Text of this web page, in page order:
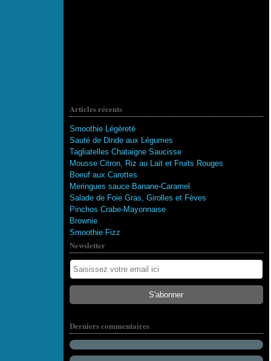
Articles récents
Smoothie Légèreté
Sauté de Dinde aux Légumes
Tagliatelles Chataigne Saucisse
Mousse Citron, Riz au Lait et Fruits Rouges
Boeuf aux Carottes
Meringues sauce Banane-Caramel
Salade de Foie Gras, Girolles et Fèves
Pinchos Crabe-Mayonnaise
Brownie
Smoothie Fizz
Newsletter
Derniers commentaires